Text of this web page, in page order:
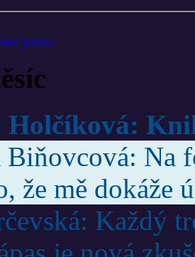
jméno?
Holčíková:
Biňovcová: Na
že mě dokáže
Každý